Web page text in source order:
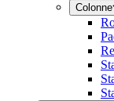
Colonne